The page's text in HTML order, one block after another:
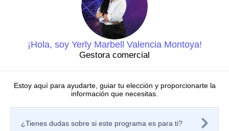
¡Hola, soy Yerly Marbell Valencia Montoya!
Gestora comercial
Estoy aquí para ayudarte, guiar tu elección y proporcionarte la
información que necesitas.
¿Tienes dudas sobre si este programa es para ti?
Dirección de Investigaciones
Dirección de investigaciones
Portal de investigación
Grupos y semilleros de investigación
Centros de investigación
Proyectos de investigación
Nuestras publicaciones
Laboratorios
Políticas
Política de privacidad de los sitios web